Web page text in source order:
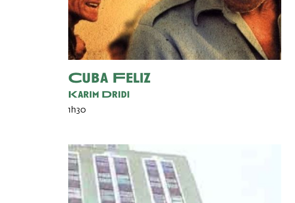
Cuba Feliz
Karim Dridi
1h30